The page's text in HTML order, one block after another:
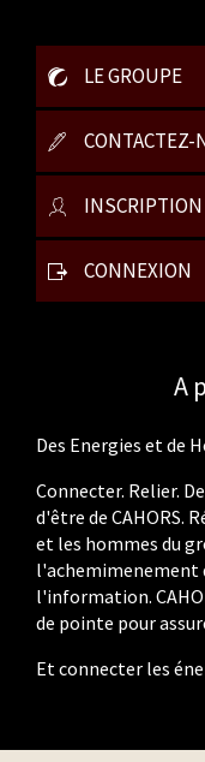
LE GROUPE
CONTACTEZ-
INSCRIPTION
CONNEXION
A
Des Energies et de
Connecter. Relier.
d'être de CAHORS.
et les hommes du
l'achemimenement
l'information.
de pointe pour
Et connecter les